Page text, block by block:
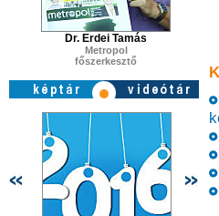
Dr. Erdei Tamás
Metropol
főszerkesztő